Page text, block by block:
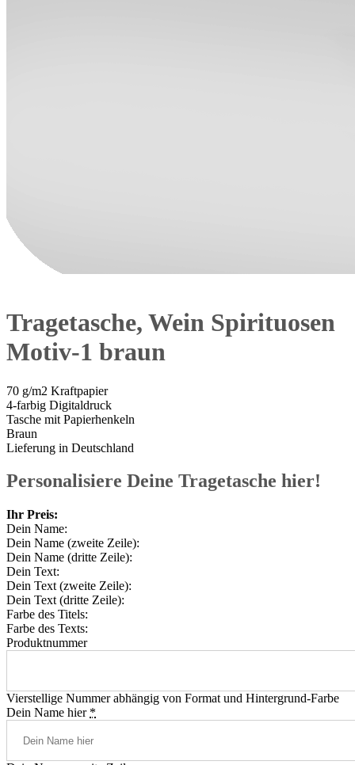
Tragetasche, Wein Spirituosen
Motiv-1 braun
70 g/m2 Kraftpapier
4-farbig Digitaldruck
Tasche mit Papierhenkeln
Braun
Lieferung in Deutschland
Personalisiere Deine Tragetasche hier!
Ihr Preis:
Dein Name:
Dein Name (zweite Zeile):
Dein Name (dritte Zeile):
Dein Text:
Dein Text (zweite Zeile):
Dein Text (dritte Zeile):
Farbe des Titels:
Farbe des Texts:
Produktnummer
Vierstellige Nummer abhängig von Format und Hintergrund-Farbe
Dein Name hier *